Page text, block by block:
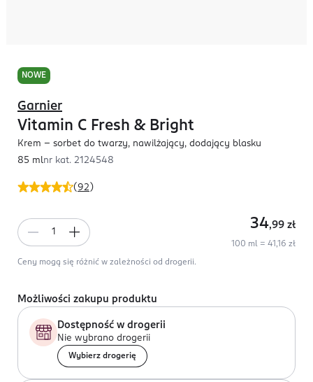
NOWE
(92 )
Garnier
Vitamin C Fresh & Bright
Krem - sorbet do twarzy, nawilżający, dodający blasku
85 mlnr kat. 2124548
34,99 zł
100 ml = 41,16 zł
Ceny mogą się różnić w zależności od drogerii.
Możliwości zakupu produktu
Dostępność w drogerii
Nie wybrano drogerii
Wybierz drogerię